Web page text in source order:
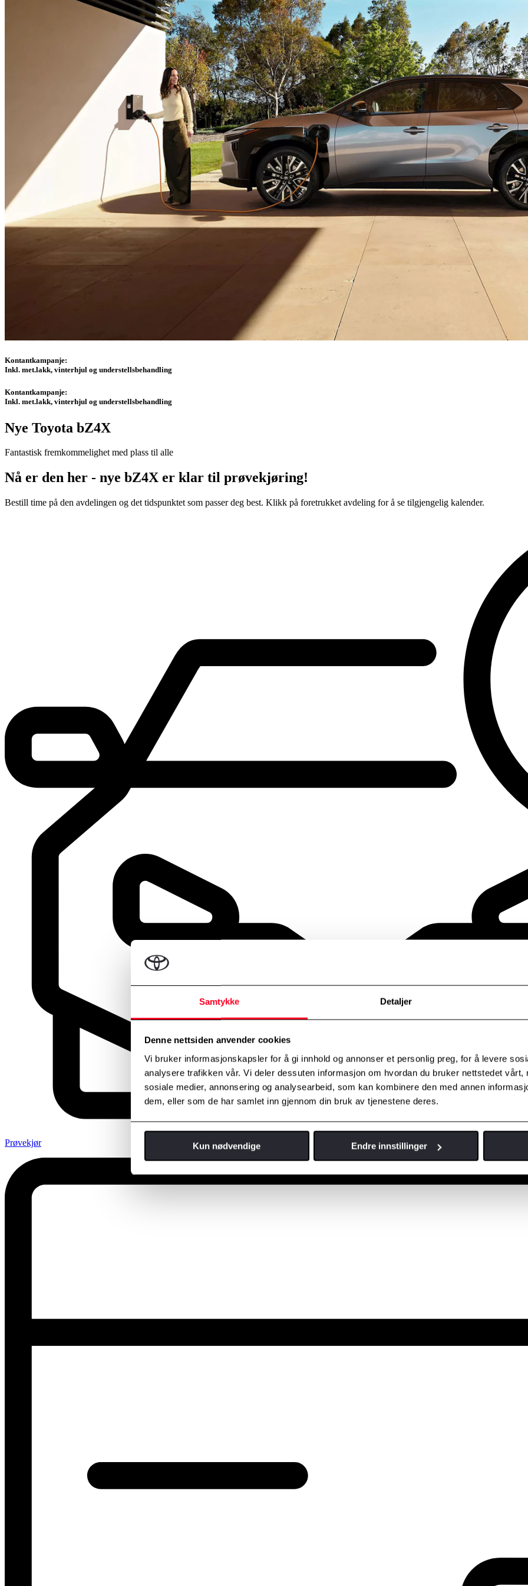
Samtykke Detaljer
Denne nettsiden anvender cookies
Vi bruker informasjonskapsler for å gi innhold og annonser et personlig preg, for å levere
analysere trafikken vår. Vi deler dessuten informasjon om hvordan du bruker nettstedet vårt,
sosiale medier, annonsering og analysearbeid, som kan kombinere den med annen
dem, eller som de har samlet inn gjennom din bruk av tjenestene deres.
Kun nødvendige Endre innstillinger
Kontantkampanje:
Inkl. met.lakk, vinterhjul og understellsbehandling
Kontantkampanje:
Inkl. met.lakk, vinterhjul og understellsbehandling
Nye Toyota bZ4X
Fantastisk fremkommelighet med plass til alle
Nå er den her - nye bZ4X er klar til prøvekjøring!
Bestill time på den avdelingen og det tidspunktet som passer deg best. Klikk på foretrukket avdeling for å se tilgjengelig kalender.
Prøvekjør